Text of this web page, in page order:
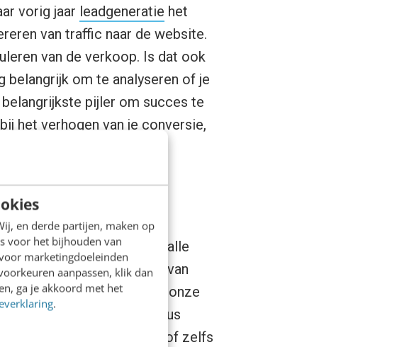
en derde partijen, maken op
voor het bijhouden van
marketingdoeleinden
aanpassen, klik dan
ga je akkoord met het
.
vorig jaar leadgeneratie het
van traffic naar de website.
van de verkoop. Is dat ook
belangrijk om te analyseren of je
pijler om succes te
het verhogen van je conversie,
naar mobile!
is voor verbetering bij alle
stijging ten opzichte van
mails (eindelijk) vaker op onze
is op mobiel hoger. Dus
mailtemplate
of zelfs